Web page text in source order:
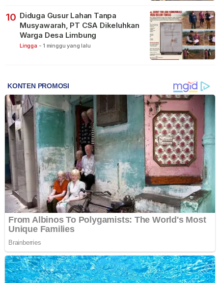
10 Diduga Gusur Lahan Tanpa
Musyawarah, PT CSA Dikeluhkan
Warga Desa Limbung
Lingga - 1 minggu yang lalu